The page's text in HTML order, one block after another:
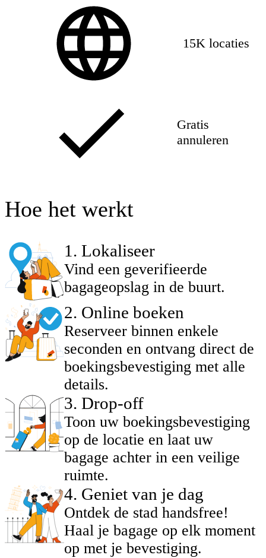
15K locaties
Gratis
annuleren
Hoe het werkt
1 . Lokaliseer
Vind een geverifieerde
bagageopslag in de buurt.
2. Online boeken
Reserveer binnen enkele
seconden en ontvang direct de
boekingsbevestiging met alle
details.
3. Drop-off
Toon uw boekingsbevestiging
op de locatie en laat uw
bagage achter in een veilige
ruimte.
4. Geniet van je dag
Ontdek de stad handsfree!
Haal je bagage op elk moment
op met je bevestiging.